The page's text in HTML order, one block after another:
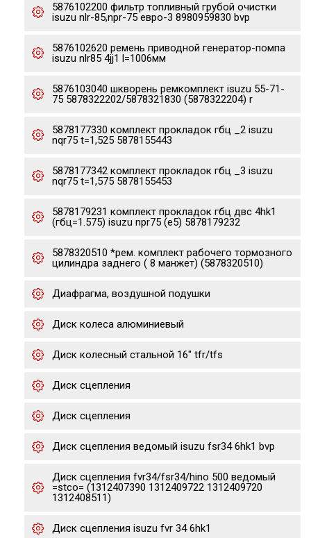
5876102200 фильтр топливный грубой очистки
isuzu nlr-85,npr-75 евро-3 8980959830 bvp
5876102620 ремень приводной генератор-помпа
isuzu nlr85 4jj1 l=1006мм
5876103040 шкворень ремкомплект isuzu 55-71-
75 5878322202/5878321830 (5878322204) r
5878177330 комплект прокладок гбц _2 isuzu
nqr75 t=1,525 5878155443
5878177342 комплект прокладок гбц _3 isuzu
nqr75 t=1,575 5878155453
5878179231 комплект прокладок гбц двс 4hk1
(гбц=1.575) isuzu npr75 (e5) 5878179232
5878320510 *рем. комплект рабочего тормозного
цилиндра заднего ( 8 манжет) (5878320510)
Диафрагма, воздушной подушки
Диск колеса алюминиевый
Диск колесный стальной 16" tfr/tfs
Диск сцепления
Диск сцепления
Диск сцепления ведомый isuzu fsr34 6hk1 bvp
Диск сцепления fvr34/fsr34/hino 500 ведомый
=stco= (1312407390 1312409722 1312409720
1312408511)
Диск сцепления isuzu fvr 34 6hk1